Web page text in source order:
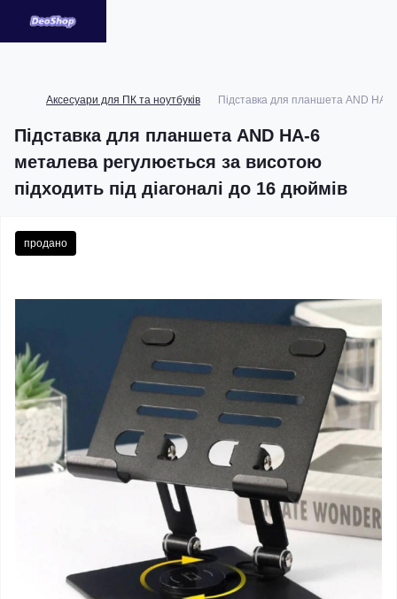
Аксесуари для ПК та ноутбуків Підставка для планшета AND HA-
Підставка для планшета AND HA-6
металева регулюється за висотою
підходить під діагоналі до 16 дюймів
продано